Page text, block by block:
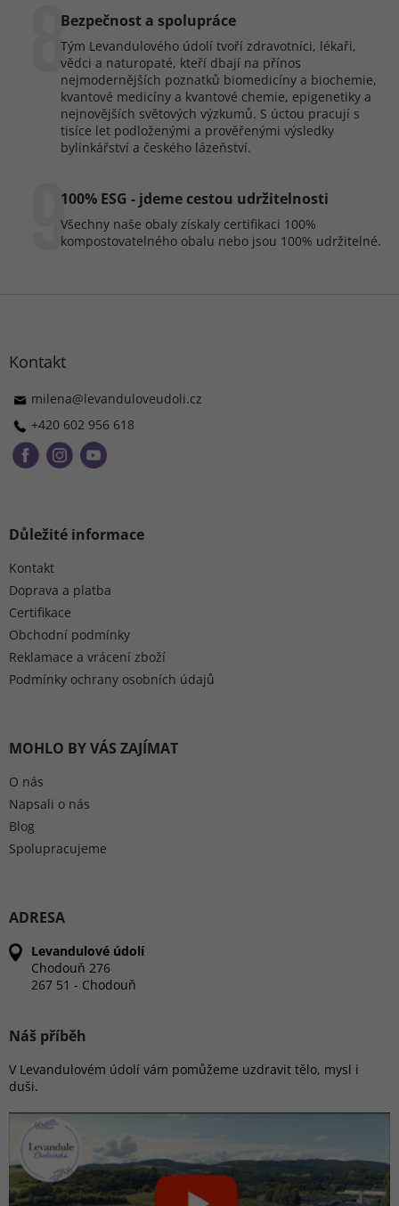
8
Bezpečnost a spolupráce
Tým Levandulového údolí tvoří zdravotníci, lékaři,
vědci a naturopaté, kteří dbají na přínos
nejmodernějších poznatků biomedicíny a biochemie,
kvantové medicíny a kvantové chemie, epigenetiky a
nejnovějších světových výzkumů. S úctou pracují s
tisíce let podloženými a prověřenými výsledky
bylinkářství a českého lázeňství.
9
100% ESG - jdeme cestou udržitelnosti
Všechny naše obaly získaly certifikaci 100%
kompostovatelného obalu nebo jsou 100% udržitelné.
Kontakt
milena@levanduloveudoli.cz
+420 602 956 618
Důležité informace
Kontakt
Doprava a platba
Certifikace
Obchodní podmínky
Reklamace a vrácení zboží
Podmínky ochrany osobních údajů
MOHLO BY VÁS ZAJÍMAT
O nás
Napsali o nás
Blog
Spolupracujeme
ADRESA
Levandulové údolí
Chodouň 276
267 51 - Chodouň
Náš příběh
V Levandulovém údolí vám pomůžeme uzdravit tělo, mysl i
duši.